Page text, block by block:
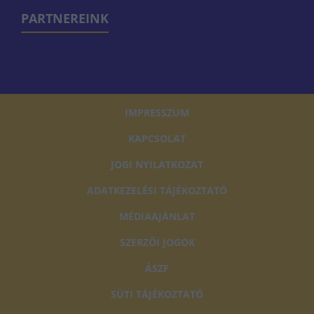
PARTNEREINK
IMPRESSZUM
KAPCSOLAT
JOGI NYILATKOZAT
ADATKEZELÉSI TÁJÉKOZTATÓ
MÉDIAAJÁNLAT
SZERZŐI JOGOK
ÁSZF
SÜTI TÁJÉKOZTATÓ